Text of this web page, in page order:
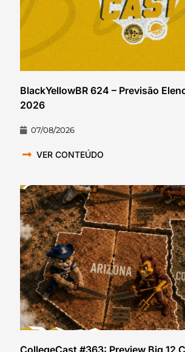
BlackYellowBR 624 – Previsão
2026
07/08/2026
VER CONTEÚDO